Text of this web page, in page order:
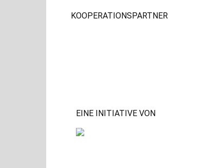
KOOPERATIONSPARTNER
EINE INITIATIVE VON